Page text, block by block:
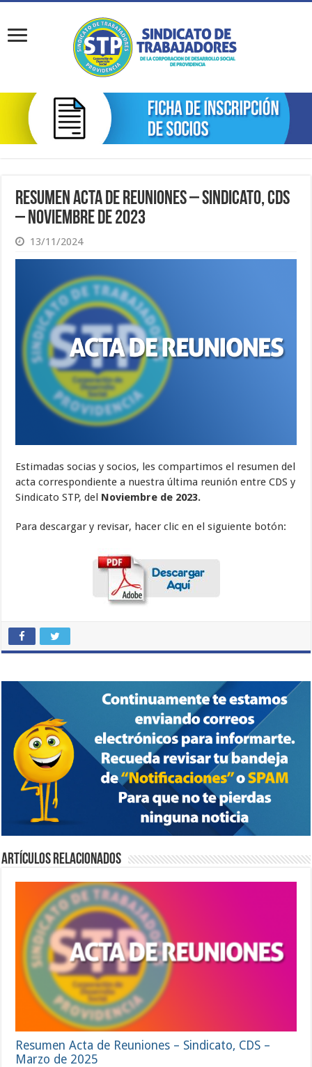
Resumen Acta de Reuniones – Sindicato, CDS
– Noviembre de 2023
13/11/2024
Estimadas socias y socios, les compartimos el resumen del
acta correspondiente a nuestra última reunión entre CDS y
Sindicato STP, del Noviembre de 2023.
Para descargar y revisar, hacer clic en el siguiente botón:
Artículos relacionados
Resumen Acta de Reuniones – Sindicato, CDS –
Marzo de 2025